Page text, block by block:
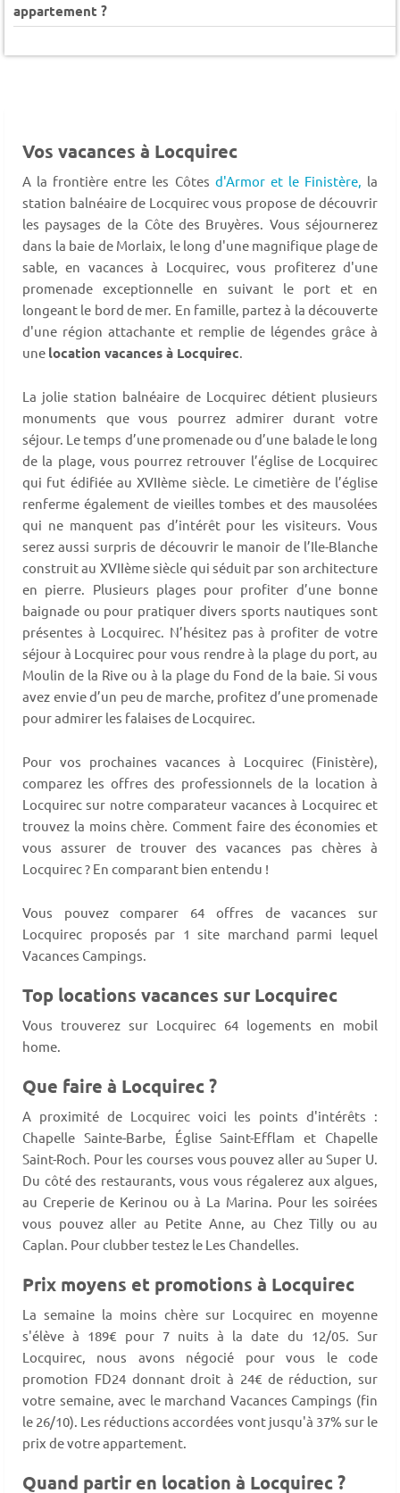
appartement ?
Vos vacances à Locquirec
A la frontière entre les Côtes d'Armor et le Finistère, la
station balnéaire de Locquirec vous propose de découvrir
les paysages de la Côte des Bruyères. Vous séjournerez
dans la baie de Morlaix, le long d'une magnifique plage de
sable, en vacances à Locquirec, vous profiterez d'une
promenade exceptionnelle en suivant le port et en
longeant le bord de mer. En famille, partez à la découverte
d'une région attachante et remplie de légendes grâce à
une location vacances à Locquirec.
La jolie station balnéaire de Locquirec détient plusieurs
monuments que vous pourrez admirer durant votre
séjour. Le temps d’une promenade ou d’une balade le long
de la plage, vous pourrez retrouver l’église de Locquirec
qui fut édifiée au XVIIème siècle. Le cimetière de l’église
renferme également de vieilles tombes et des mausolées
qui ne manquent pas d’intérêt pour les visiteurs. Vous
serez aussi surpris de découvrir le manoir de l’Ile-Blanche
construit au XVIIème siècle qui séduit par son architecture
en pierre. Plusieurs plages pour profiter d’une bonne
baignade ou pour pratiquer divers sports nautiques sont
présentes à Locquirec. N’hésitez pas à profiter de votre
séjour à Locquirec pour vous rendre à la plage du port, au
Moulin de la Rive ou à la plage du Fond de la baie. Si vous
avez envie d’un peu de marche, profitez d’une promenade
pour admirer les falaises de Locquirec.
Pour vos prochaines vacances à Locquirec (Finistère),
comparez les offres des professionnels de la location à
Locquirec sur notre comparateur vacances à Locquirec et
trouvez la moins chère. Comment faire des économies et
vous assurer de trouver des vacances pas chères à
Locquirec ? En comparant bien entendu !
Vous pouvez comparer 64 offres de vacances sur
Locquirec proposés par 1 site marchand parmi lequel
Vacances Campings.
Top locations vacances sur Locquirec
Vous trouverez sur Locquirec 64 logements en mobil
home.
Que faire à Locquirec ?
A proximité de Locquirec voici les points d'intérêts :
Chapelle Sainte-Barbe, Église Saint-Efflam et Chapelle
Saint-Roch. Pour les courses vous pouvez aller au Super U.
Du côté des restaurants, vous vous régalerez aux algues,
au Creperie de Kerinou ou à La Marina. Pour les soirées
vous pouvez aller au Petite Anne, au Chez Tilly ou au
Caplan. Pour clubber testez le Les Chandelles.
Prix moyens et promotions à Locquirec
La semaine la moins chère sur Locquirec en moyenne
s'élève à 189€ pour 7 nuits à la date du 12/05. Sur
Locquirec, nous avons négocié pour vous le code
promotion FD24 donnant droit à 24€ de réduction, sur
votre semaine, avec le marchand Vacances Campings (fin
le 26/10). Les réductions accordées vont jusqu'à 37% sur le
prix de votre appartement.
Quand partir en location à Locquirec ?